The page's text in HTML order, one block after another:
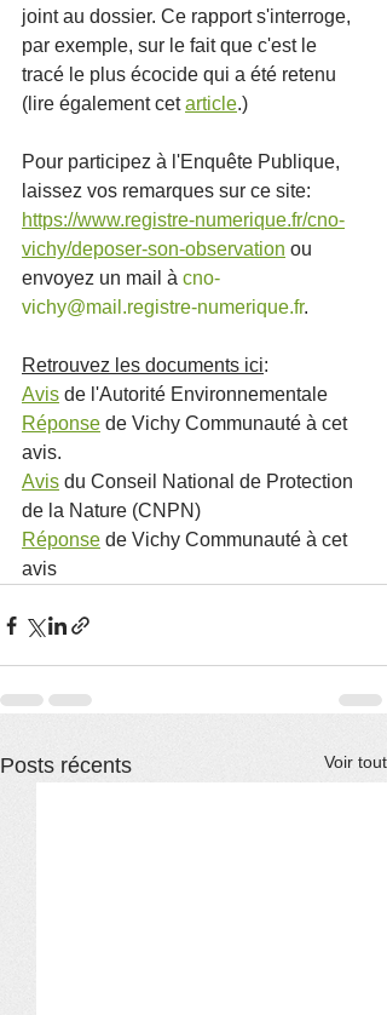
joint au dossier. Ce rapport s'interroge,
par exemple, sur le fait que c'est le
tracé le plus écocide qui a été retenu
(lire également cet article.)
Pour participez à l'Enquête Publique,
laissez vos remarques sur ce site:
https://www.registre-numerique.fr/cno-
vichy/deposer-son-observation ou
envoyez un mail à cno-
vichy@mail.registre-numerique.fr.
Retrouvez les documents ici:
Avis de l'Autorité Environnementale
Réponse de Vichy Communauté à cet
avis.
Avis du Conseil National de Protection
de la Nature (CNPN)
Réponse de Vichy Communauté à cet
avis
Posts récents Voir tout